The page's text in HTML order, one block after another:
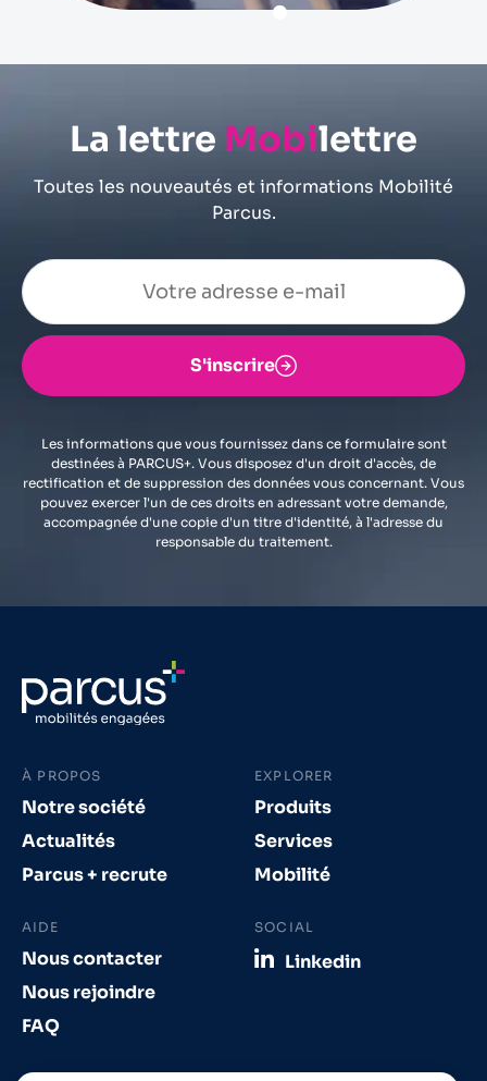
La lettre Mobilettre
Toutes les nouveautés et informations Mobilité
Parcus.
S'inscrire
Les informations que vous fournissez dans ce formulaire sont
destinées à PARCUS+. Vous disposez d'un droit d'accès, de
rectification et de suppression des données vous concernant. Vous
pouvez exercer l'un de ces droits en adressant votre demande,
accompagnée d'une copie d'un titre d'identité, à l'adresse du
responsable du traitement.
À PROPOS
Notre société
Actualités
Parcus + recrute
EXPLORER
Produits
Services
Mobilité
AIDE
Nous contacter
Nous rejoindre
FAQ
SOCIAL
Linkedin